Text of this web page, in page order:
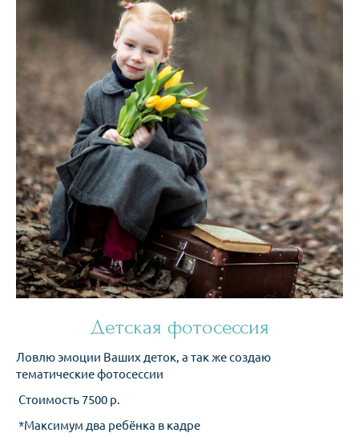
Детская фотосессия
Ловлю эмоции Ваших деток, а так же создаю
тематические фотосессии
Стоимость 7500 р.
*Максимум два ребёнка в кадре